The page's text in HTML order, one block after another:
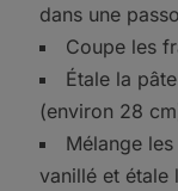
dans une
Coupe les
Étale la
(environ 28
Mélange
vanillé et étale